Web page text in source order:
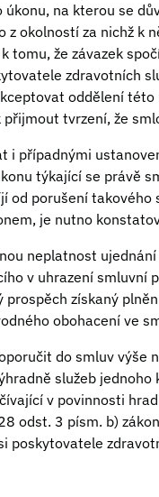
na kterou se
z okolností za nichž k
tomu, že závazek
zdravotních
oddělení
tvrzení, že
i případnými
týkající se právě
od porušení
je nutno
neplatnost
v uhrazení
získaný
obohacení ve
do smluv
služeb
v povinnosti
odst. 3 písm. b)
poskytovatele